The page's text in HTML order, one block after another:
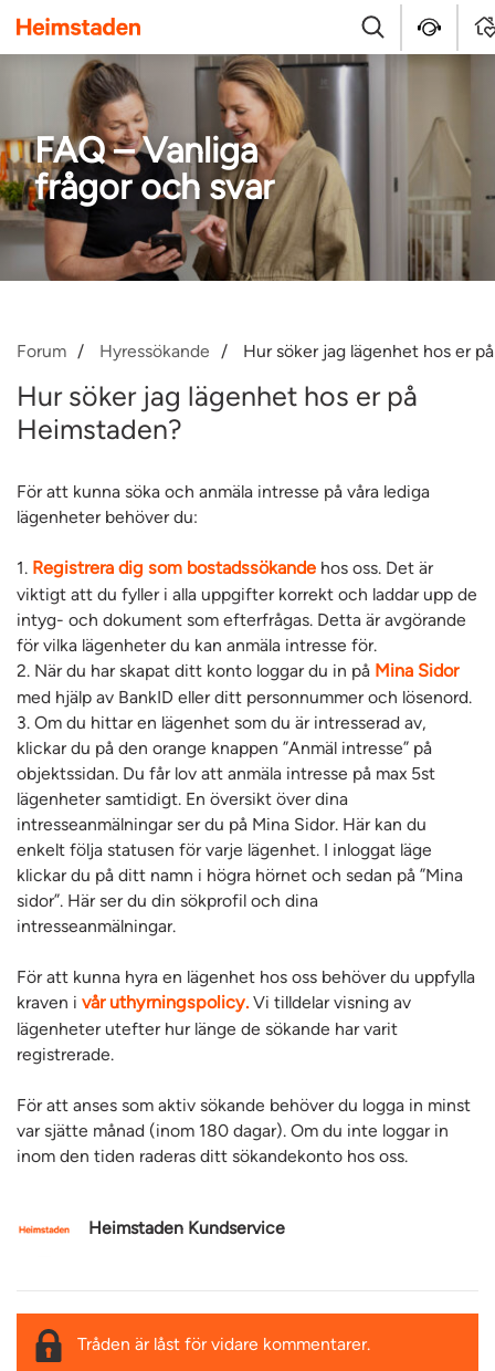
Heimstaden
Sök Kontakt
FAQ – Vanliga
frågor och svar
Forum Hyressökande Hur söker jag lägenhet hos er
Hur söker jag lägenhet hos er på
Heimstaden?
För att kunna söka och anmäla intresse på våra lediga
lägenheter behöver du:
1. Registrera dig som bostadssökande hos oss. Det är
viktigt att du fyller i alla uppgifter korrekt och laddar upp de
intyg- och dokument som efterfrågas. Detta är avgörande
för vilka lägenheter du kan anmäla intresse för.
2. När du har skapat ditt konto loggar du in på Mina Sidor
med hjälp av BankID eller ditt personnummer och lösenord.
3. Om du hittar en lägenhet som du är intresserad av,
klickar du på den orange knappen ”Anmäl intresse” på
objektssidan. Du får lov att anmäla intresse på max 5st
lägenheter samtidigt. En översikt över dina
intresseanmälningar ser du på Mina Sidor. Här kan du
enkelt följa statusen för varje lägenhet. I inloggat läge
klickar du på ditt namn i högra hörnet och sedan på ”Mina
sidor”. Här ser du din sökprofil och dina
intresseanmälningar.
För att kunna hyra en lägenhet hos oss behöver du uppfylla
kraven ivår uthyrningspolicy.Vi tilldelar visning av
lägenheter utefter hur länge de sökande har varit
registrerade.
För att anses som aktiv sökande behöver du logga in minst
var sjätte månad (inom 180 dagar). Om du inte loggar in
inom den tiden raderas ditt sökandekonto hos oss.
Heimstaden Kundservice
Tråden är låst för vidare kommentarer.